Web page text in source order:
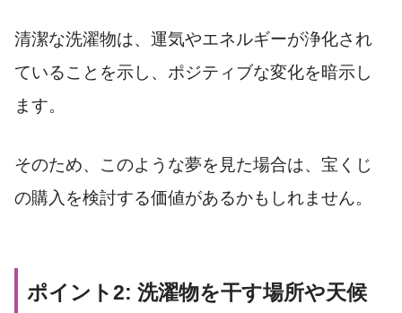
清潔な洗濯物は、運気やエネルギーが浄化され
ていることを示し、ポジティブな変化を暗示し
ます。
そのため、このような夢を見た場合は、宝くじ
の購入を検討する価値があるかもしれません。
ポイント2: 洗濯物を干す場所や天候